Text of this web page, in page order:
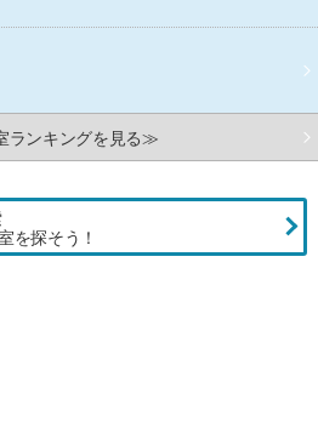
ランキングを見る≫
を探そう！